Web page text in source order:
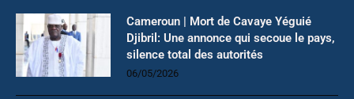
Cameroun | Mort de Cavaye Yéguié
Djibril: Une annonce qui secoue le pays,
silence total des autorités
06/05/2026